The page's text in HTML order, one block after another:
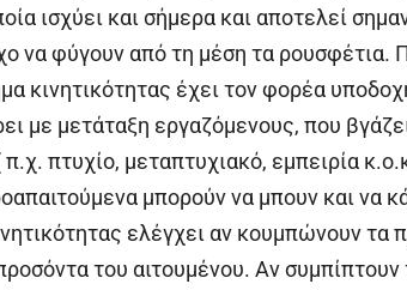
ισχύει και σήμερα και αποτελεί
να φύγουν από τη μέση τα ρουσφέτια.
κινητικότητας έχει τον φορέα
με μετάταξη εργαζόμενους, που
πτυχίο, μεταπτυχιακό, εμπειρία
μπορούν να μπουν και να
ελέγχει αν κουμπώνουν τα
του αιτουμένου. Αν